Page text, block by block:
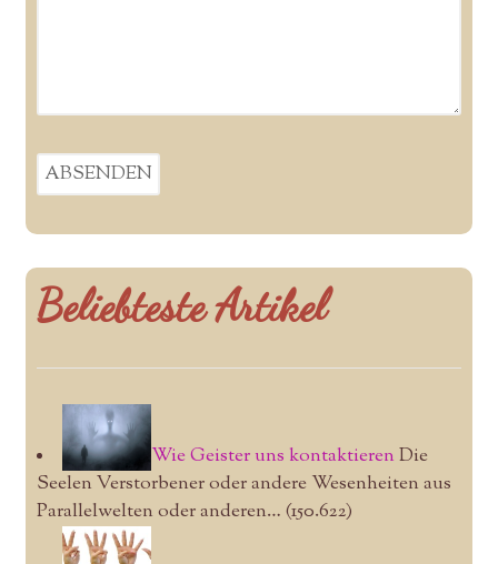
Beliebteste Artikel
Wie Geister uns kontaktierenDie
Seelen Verstorbener oder andere Wesenheiten aus
Parallelwelten oder anderen… (150.622)